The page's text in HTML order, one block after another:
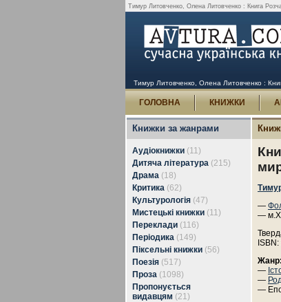
Тимур Литовченко, Олена Литовченко : Книга
Тимур Литовченко, Олена Литовченко :
ГОЛОВНА КНИЖКИ
Книжки за жанрами
Аудіокнижки (11)
Дитяча література (215)
Драма (18)
Критика (62)
Культурологія (47)
Мистецькі книжки (11)
Переклади (116)
Періодика (149)
Піксельні книжки (56)
Поезія (517)
Проза (1098)
Пропонується
видавцям (21)
—
—
Жанр:
—
—
—